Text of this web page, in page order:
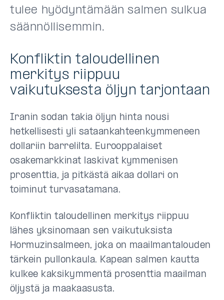
tulee hyödyntämään salmen sulkua
säännöllisemmin.
Konfliktin taloudellinen
merkitys riippuu
vaikutuksesta öljyn tarjontaan
Iranin sodan takia öljyn hinta nousi
hetkellisesti yli sataankahteenkymmeneen
dollariin barrelilta. Eurooppalaiset
osakemarkkinat laskivat kymmenisen
prosenttia, ja pitkästä aikaa dollari on
toiminut turvasatamana.
Konfliktin taloudellinen merkitys riippuu
lähes yksinomaan sen vaikutuksista
Hormuzinsalmeen, joka on maailmantalouden
tärkein pullonkaula. Kapean salmen kautta
kulkee kaksikymmentä prosenttia maailman
öljystä ja maakaasusta.